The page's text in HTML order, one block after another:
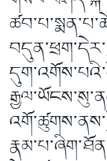
གངས་རིའི་བྲག་ཅ།
བུད་མེད།
སོ་ཡ་ལ།